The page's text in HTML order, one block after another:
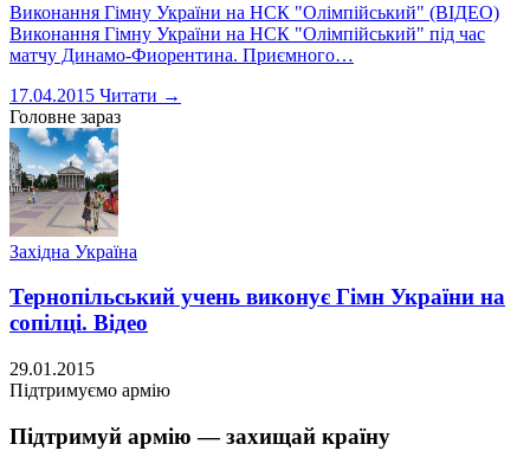
Виконання Гімну України на НСК "Олімпійський" (ВІДЕО)
Виконання Гімну України на НСК "Олімпійський" під час
матчу Динамо-Фиорентина. Приємного…
17.04.2015 Читати →
Головне зараз
Західна Україна
Тернопільський учень виконує Гімн України на
сопілці. Відео
29.01.2015
Підтримуємо армію
Підтримуй армію — захищай країну